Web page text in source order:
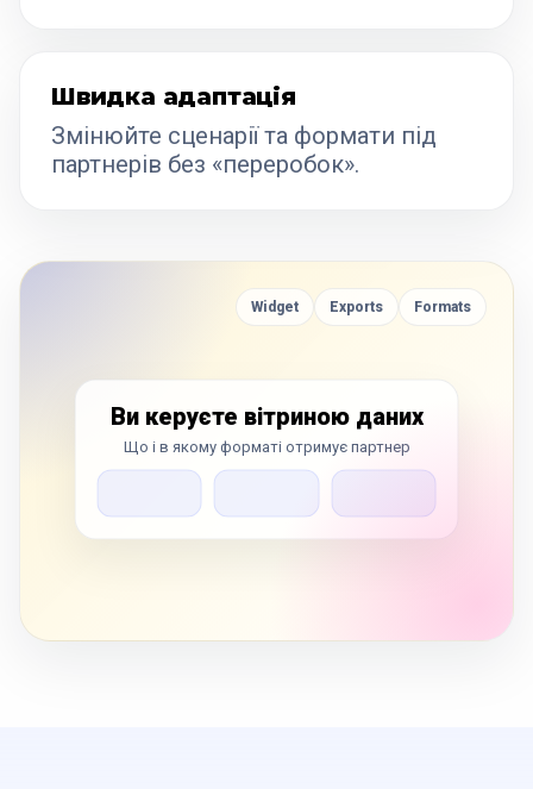
Швидка адаптація
Змінюйте сценарії та формати під
партнерів без «переробок».
Widget Exports Formats
Ви керуєте вітриною даних
Що і в якому форматі отримує партнер